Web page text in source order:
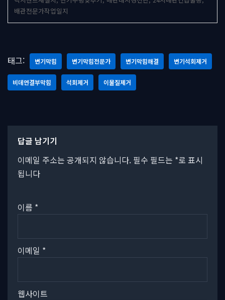
배관전문가작업일지
태그: 변기막힘 변기막힘전문가 변기막힘해결 변기석회제거
비데연결부막힘 석회제거 이물질제거
답글 남기기
이메일 주소는 공개되지 않습니다. 필수 필드는 *로 표시
됩니다
이름 *
이메일 *
웹사이트